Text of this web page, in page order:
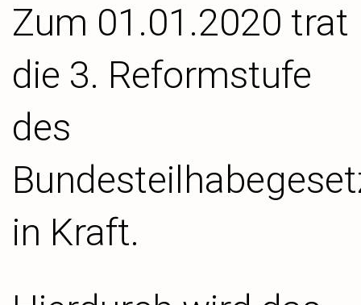
Zum 01.01.2020 trat
die 3. Reformstufe
des
in Kraft.